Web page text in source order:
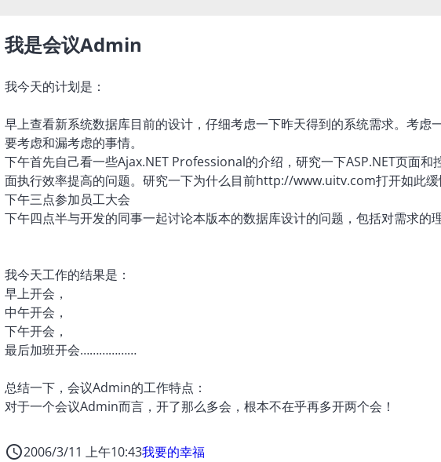
我是会议Admin
我今天的计划是：
早上查看新系统数据库目前的设计，仔细考虑一下昨天得到的系统需求。考虑
要考虑和漏考虑的事情。
下午首先自己看一些Ajax.NET Professional的介绍，研究一下ASP.NET页面和
面执行效率提高的问题。研究一下为什么目前http://www.uitv.com打开如此缓
下午三点参加员工大会
下午四点半与开发的同事一起讨论本版本的数据库设计的问题，包括对需求的
我今天工作的结果是：
早上开会，
中午开会，
下午开会，
最后加班开会………………
总结一下，会议Admin的工作特点：
对于一个会议Admin而言，开了那么多会，根本不在乎再多开两个会！
access_time2006/3/11 上午10:43我要的幸福